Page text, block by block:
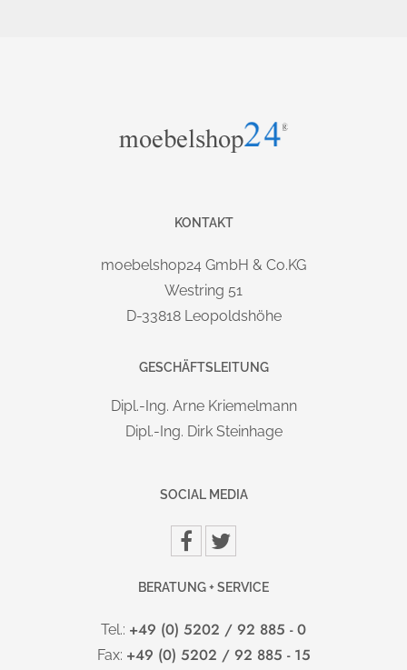
KONTAKT
moebelshop24 GmbH & Co.KG
Westring 51
D-33818 Leopoldshöhe
GESCHÄFTSLEITUNG
Dipl.-Ing. Arne Kriemelmann
Dipl.-Ing. Dirk Steinhage
SOCIAL MEDIA
BERATUNG + SERVICE
Tel.: +49 (0) 5202 / 92 885 - 0
Fax: +49 (0) 5202 / 92 885 - 15